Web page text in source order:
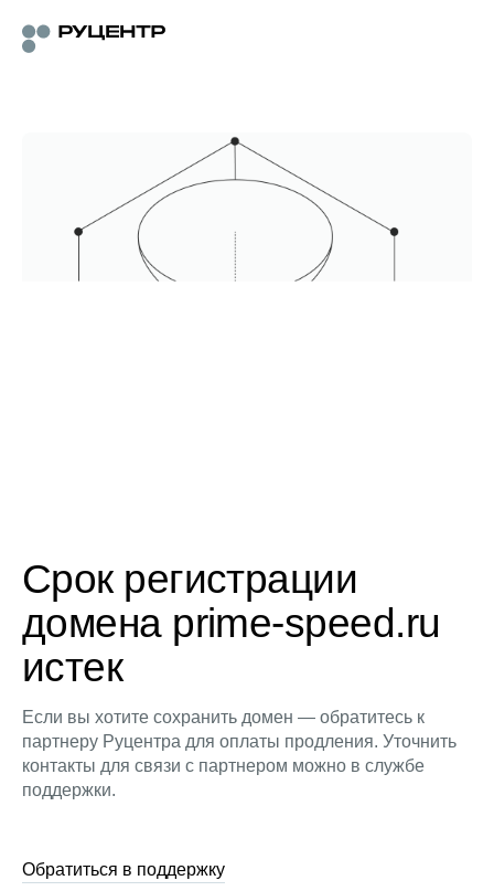
Срок регистрации
домена prime-speed.ru
истек
Если вы хотите сохранить домен — обратитесь к
партнеру Руцентра для оплаты продления. Уточнить
контакты для связи с партнером можно в службе
поддержки.
Обратиться в поддержку